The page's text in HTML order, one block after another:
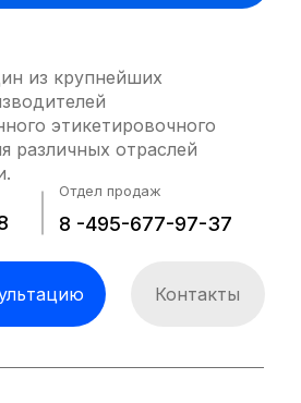
Инженер перезвонит
через 15 минут
Контакты
из крупнейших
этикетировочного
различных отраслей
Отдел продаж
8 -495-677-97-37